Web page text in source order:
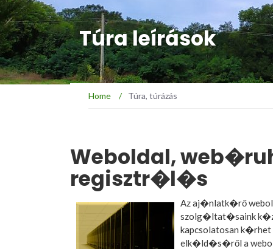
Túra leírások
Home / Túra, túrázás
Weboldal,
regisztr�l�s
Az aj�nlatk�rő
szolg�ltat�saink
kapcsolatosan
elk�ld�s�ről a